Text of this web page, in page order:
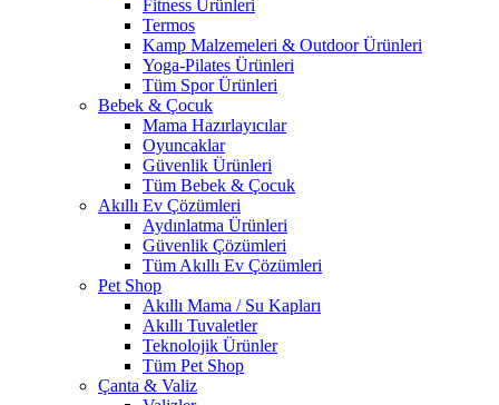
Fitness Ürünleri
Termos
Kamp Malzemeleri & Outdoor Ürünleri
Yoga-Pilates Ürünleri
Tüm Spor Ürünleri
Bebek & Çocuk
Mama Hazırlayıcılar
Oyuncaklar
Güvenlik Ürünleri
Tüm Bebek & Çocuk
Akıllı Ev Çözümleri
Aydınlatma Ürünleri
Güvenlik Çözümleri
Tüm Akıllı Ev Çözümleri
Pet Shop
Akıllı Mama / Su Kapları
Akıllı Tuvaletler
Teknolojik Ürünler
Tüm Pet Shop
Çanta & Valiz